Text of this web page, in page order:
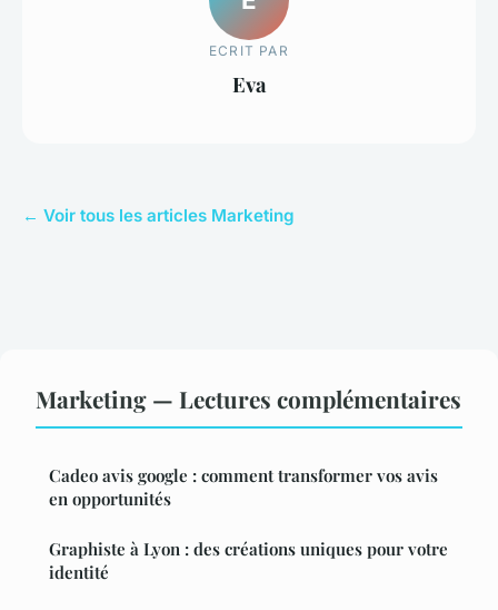
ECRIT PAR
Eva
← Voir tous les articles Marketing
Marketing — Lectures complémentaires
Cadeo avis google : comment transformer vos avis
en opportunités
Graphiste à Lyon : des créations uniques pour votre
identité